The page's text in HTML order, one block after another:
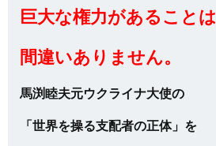
巨大な権力があることは
間違いありません。
馬渕睦夫元ウクライナ大使の
「世界を操る支配者の正体」を